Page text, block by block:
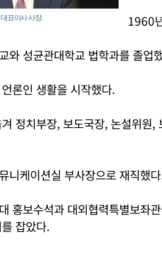
표이사 사장. 1960
와 성균관대학교 법학과를 졸업
론인 생활을 시작했다.
정치부장, 보도국장, 논설위원
니케이션실 부사장으로 재직했
홍보수석과 대외협력특별보좌
잡았다.